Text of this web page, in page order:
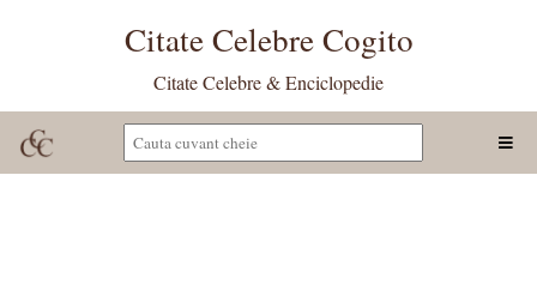
Citate Celebre Cogito
Citate Celebre & Enciclopedie